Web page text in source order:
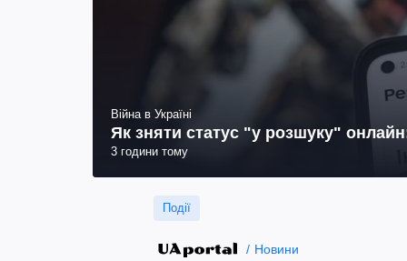
Війна в Україні
Як зняти статус "у розшуку"
3 години тому
Події
Новини